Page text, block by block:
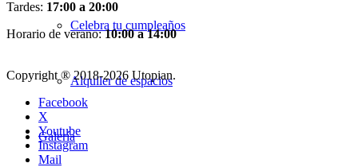
Celebra tu cumpleaños
Alquiler de espacios
Galería
Tardes: 17:00 a 20:00
Horario de verano:10:00 a 14:00
Copyright ® 2018-2026 Utopian.
Facebook
X
Youtube
Instagram
Mail